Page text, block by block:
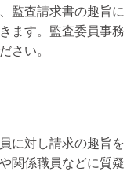
監査請求書の趣旨に
ます。監査委員事務
さい。
に対し請求の趣旨を
関係職員などに質疑